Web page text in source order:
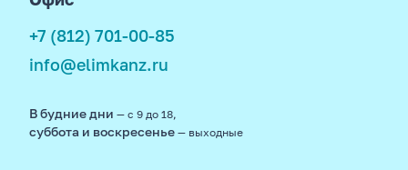
+7 (812) 701-00-85
info@elimkanz.ru
В будние дни — с 9 до 18,
суббота и воскресенье — выходные